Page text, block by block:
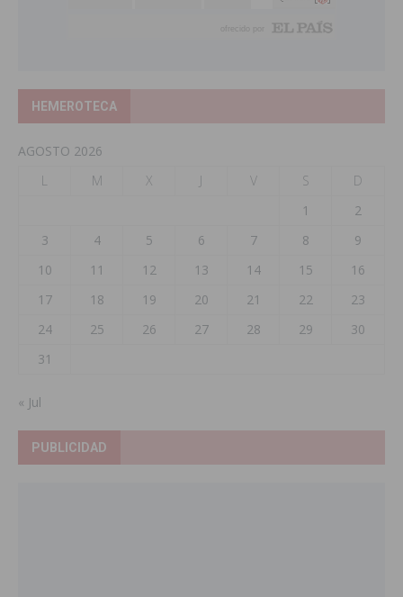
HEMEROTECA
AGOSTO 2026
L
M X J V S
D
1
2
3
4 5 6 7 8
9
10
11 12 13 14 15
16
17
18 19 20 21 22
23
24
25 26 27 28 29
30
31
« Jul
PUBLICIDAD